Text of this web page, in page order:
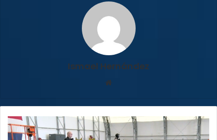
Ismael Hernández
Seguridad
contabiliza